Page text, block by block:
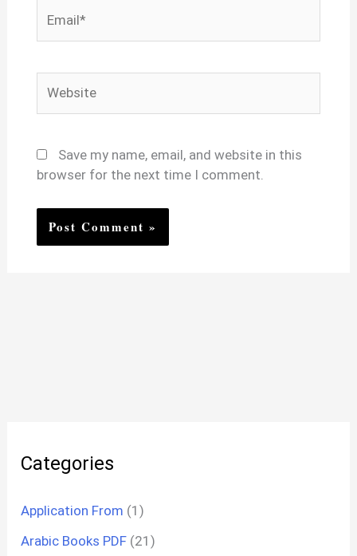
Save my name, email, and website in this
browser for the next time I comment.
Categories
Application From (1)
Arabic Books PDF (21)